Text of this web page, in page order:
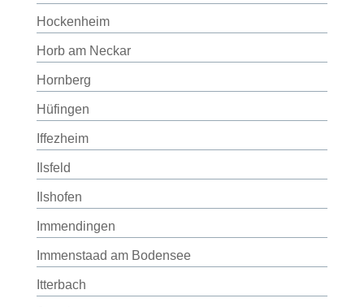
Hockenheim
Horb am Neckar
Hornberg
Hüfingen
Iffezheim
Ilsfeld
Ilshofen
Immendingen
Immenstaad am Bodensee
Itterbach